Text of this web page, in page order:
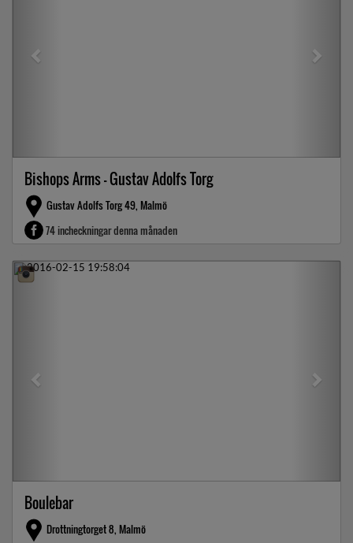
Bishops Arms - Gustav Adolfs Torg
Gustav Adolfs Torg 49, Malmö
74 incheckningar denna månaden
Previous
Boulebar
Drottningtorget 8, Malmö